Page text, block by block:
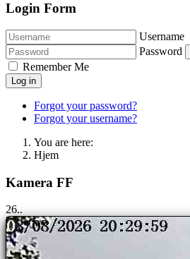
Login Form
Username
Password
Remember Me
Log in
Forgot your password?
Forgot your username?
You are here:
Hjem
Kamera FF
25..